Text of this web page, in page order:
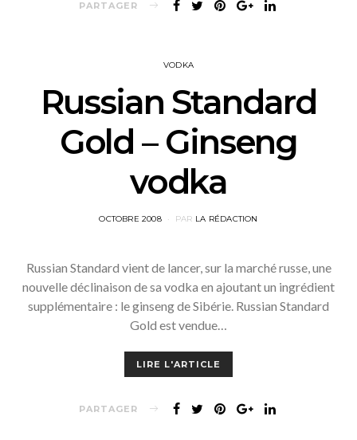
PARTAGER
VODKA
Russian Standard
Gold – Ginseng
vodka
POSTED
OCTOBRE 2008 PAR LA RÉDACTION
Russian Standard vient de lancer, sur la marché russe, une
nouvelle déclinaison de sa vodka en ajoutant un ingrédient
supplémentaire : le ginseng de Sibérie. Russian Standard
Gold est vendue…
LIRE L'ARTICLE
PARTAGER